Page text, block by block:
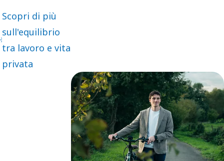
Scopri di più
sull'equilibrio
tra lavoro e vita
privata